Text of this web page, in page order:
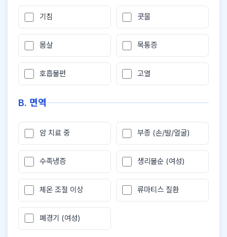
기침 콧물
몸살 목통증
호흡불편 고열
B. 면역
암 치료 중 부종 (손/발/얼굴)
수족냉증 생리불순 (여성)
체온 조절 이상 류마티스 질환
폐경기 (여성)